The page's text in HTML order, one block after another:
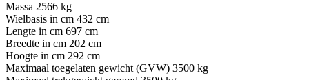
Massa 2566 kg
Wielbasis in cm 432 cm
Lengte in cm 697 cm
Breedte in cm 202 cm
Hoogte in cm 292 cm
Maximaal toegelaten gewicht (GVW) 3500 kg